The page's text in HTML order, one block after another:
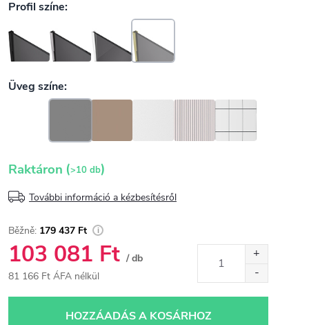
Raktáron (>10 db)
További információ a kézbesítésről
179 437 Ft
103 081 Ft / db
81 166 Ft ÁFA nélkül
HOZZÁADÁS A KOSÁRHOZ